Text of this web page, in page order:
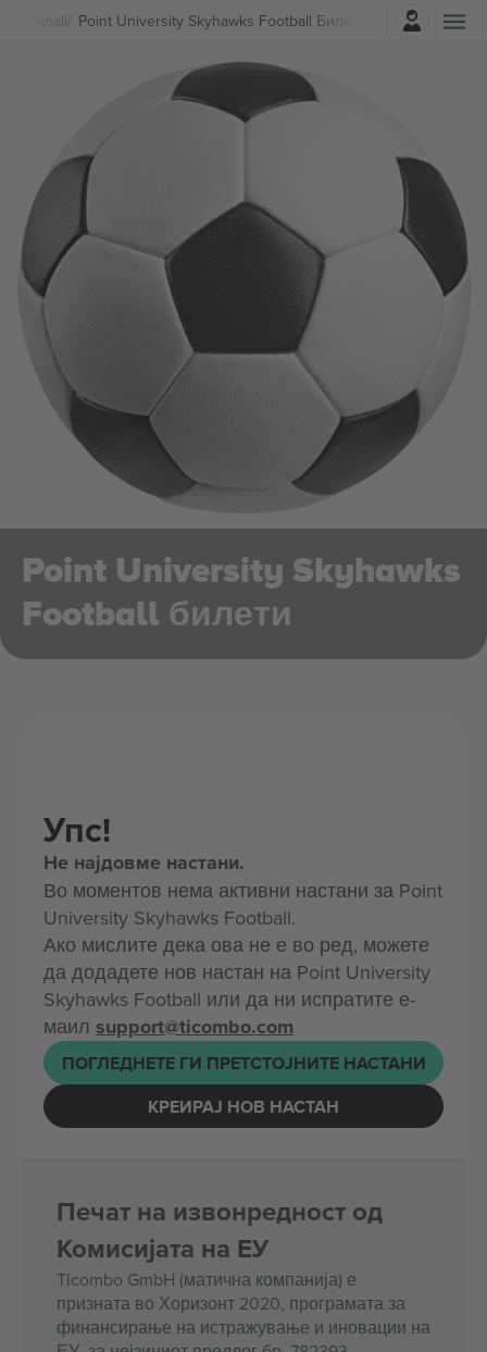
Football Point University Skyhawks Football Билети
Најави се
Point University Skyhawks
Football билети
Упс!
Не најдовме настани.
Во моментов нема активни настани за Point
University Skyhawks Football.
Ако мислите дека ова не е во ред, можете
да додадете нов настан на Point University
Skyhawks Football или да ни испратите е-
маил support@ticombo.com
ПОГЛЕДНЕТЕ ГИ ПРЕТСТОЈНИТЕ НАСТАНИ
КРЕИРАЈ НОВ НАСТАН
Печат на извонредност од
Комисијата на ЕУ
Ticombo GmbH (матична компанија) е
призната во Хоризонт 2020, програмата за
финансирање на истражување и иновации на